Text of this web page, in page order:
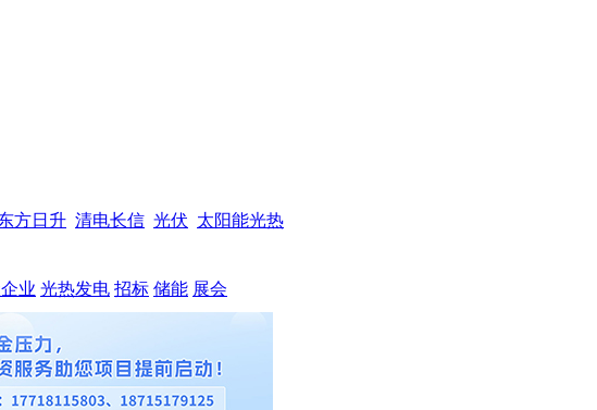
方日升 清电长信 光伏 太阳能光热
业 光热发电 招标 储能 展会